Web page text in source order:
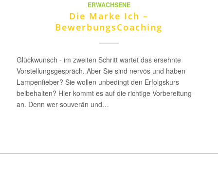
ERWACHSENE
Die Marke Ich –
BewerbungsCoaching
Glückwunsch - im zweiten Schritt wartet das ersehnte
Vorstellungsgespräch. Aber Sie sind nervös und haben
Lampenfieber? Sie wollen unbedingt den Erfolgskurs
beibehalten? Hier kommt es auf die richtige Vorbereitung
an. Denn wer souverän und…